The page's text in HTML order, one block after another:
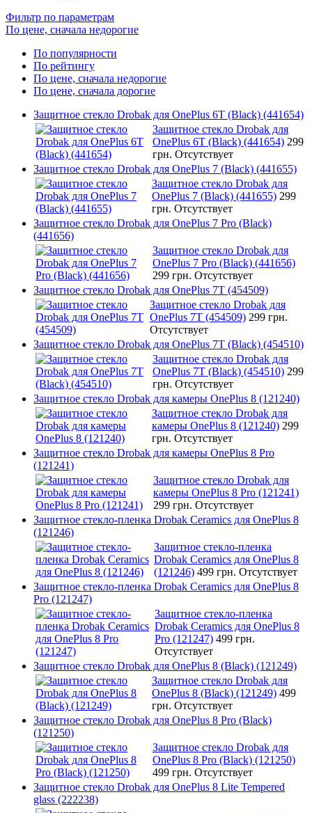
Фильтр по параметрам
По цене, сначала недорогие
По популярности
По рейтингу
По цене, сначала недорогие
По цене, сначала дорогие
Защитное стекло Drobak для OnePlus 6T (Black) (441654)
Защитное стекло Drobak для
OnePlus 6T (Black) (441654) 299
грн. Отсутствует
Защитное стекло Drobak для OnePlus 7 (Black) (441655)
Защитное стекло Drobak для
OnePlus 7 (Black) (441655) 299
грн. Отсутствует
Защитное стекло Drobak для OnePlus 7 Pro (Black)
(441656)
Защитное стекло Drobak для
OnePlus 7 Pro (Black) (441656)
299 грн. Отсутствует
Защитное стекло Drobak для OnePlus 7T (454509)
Защитное стекло Drobak для
OnePlus 7T (454509) 299 грн.
Отсутствует
Защитное стекло Drobak для OnePlus 7T (Black) (454510)
Защитное стекло Drobak для
OnePlus 7T (Black) (454510) 299
грн. Отсутствует
Защитное стекло Drobak для камеры OnePlus 8 (121240)
Защитное стекло Drobak для
камеры OnePlus 8 (121240) 299
грн. Отсутствует
Защитное стекло Drobak для камеры OnePlus 8 Pro
(121241)
Защитное стекло Drobak для
камеры OnePlus 8 Pro (121241)
299 грн. Отсутствует
Защитное стекло-пленка Drobak Ceramics для OnePlus 8
(121246)
Защитное стекло-пленка
Drobak Ceramics для OnePlus 8
(121246) 499 грн. Отсутствует
Защитное стекло-пленка Drobak Ceramics для OnePlus 8
Pro (121247)
Защитное стекло-пленка
Drobak Ceramics для OnePlus 8
Pro (121247) 499 грн.
Отсутствует
Защитное стекло Drobak для OnePlus 8 (Black) (121249)
Защитное стекло Drobak для
OnePlus 8 (Black) (121249) 499
грн. Отсутствует
Защитное стекло Drobak для OnePlus 8 Pro (Black)
(121250)
Защитное стекло Drobak для
OnePlus 8 Pro (Black) (121250)
499 грн. Отсутствует
Защитное стекло Drobak для OnePlus 8 Lite Tempered
glass (222238)